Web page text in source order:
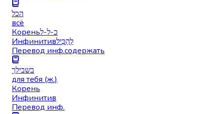
הכל
всё
Кореньכ-ל-ל
Инфинитивלְהַכִּיל
Перевод инф.содержать
בשבילך
для тебя (ж.)
Корень
Инфинитив
Перевод инф.